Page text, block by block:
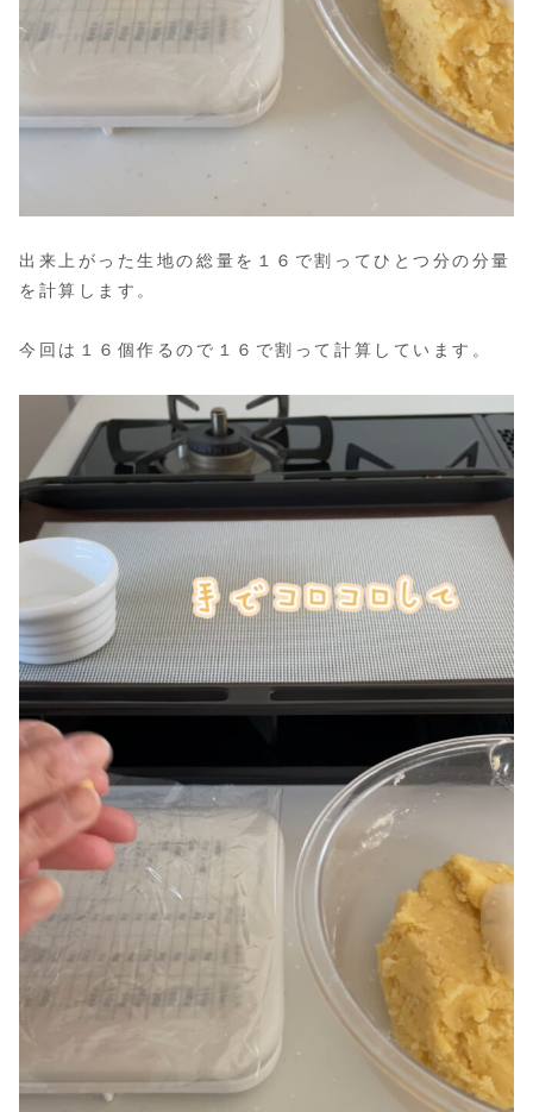
出来上がった生地の総量を１６で割ってひとつ分の分量
を計算します。
今回は１６個作るので１６で割って計算しています。